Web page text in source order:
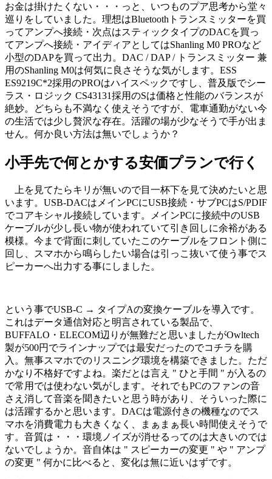
お金は掛けたくない・・・っと、いつものプア思考から堂々
巡りをしていました。理想はBluetoothトランスミッターを買
ってアンプへ接続・次点はスティックタイプのDACを買っ
てアンプへ接続・アイディアとしてはShanling M0 PROなど
小型のDAPを買って出力。DAC / DAP / トランスミッター 兼
用のShanling M0は何気に良さそうな気がします。ESS
ES9219C*2採用のPROはハイスペックですし、普及版でシー
ラス・ロジック CS43131採用のSは価格と性能のバランスが
絶妙。どちらも不満なく使えそうですが、電車通勤がない今
の生活では少し贅沢な存在。活躍の場が少なそうで手が出ま
せん。何か良い方法は無いでしょうか？
小手先で何とかする安価プランで行く
上を見てたらキリが無いので目一杯下を見て決めたいと思
います。USB-DACはメインPCにUSB接続・サブPCはS/PDIF
でコアキシャル接続しています。メインPCに接続中のUSB
ケーブルが少し長い物が使われていて引き回しに余裕がある
模様。今まで背面に刺していたこのケーブルをフロント側に
回し、スマホから鳴らしたい場合は引っこ抜いて使う事でス
ピーカーへ出力する事にしました。
という事でUSB-C → タイプAの変換ケーブルを導入です。
これはデータ通信対応と明言されている製品で、
BUFFALO・ELECOM辺りが無難だと思いましたがOwltech
製が500円でラインナップでは最安だったのでコチラを購
入。無事スマホでのリスニング環境を構築できました。ただ
かなり不格好ですよね。楽だとは言え " ひと手間 " が入るの
で常用では使わない気がします。それでもPCのファンの音
さえ消して音楽を聞きたいと思う時があり、そういった際に
は活躍するかと思います。DACは電源付きの機種なのでス
マホを消費電力も大きくなく、まぁまぁ長い時間使えそうで
す。音質は・・・環境ノイズが消せるってのは大きいのでは
ないでしょうか。音自体は " スピーカーの変更 " や " アンプ
の変更 " 何かに比べると、変化は無に近いはずです。